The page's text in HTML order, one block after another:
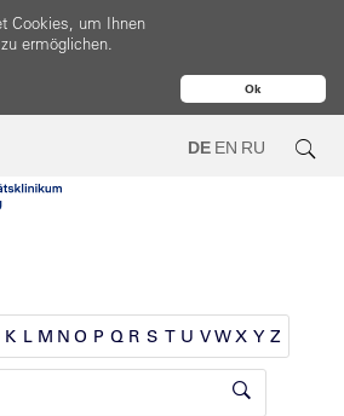
Ok
Cookies, um Ihnen
ermöglichen.
DE EN RU
K L M N O P Q R S T U VWX Y Z